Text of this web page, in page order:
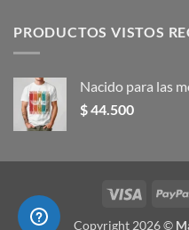
PRODUCTOS VISTOS
Nacido para las
$44.500
Visa
Copyright 2026 ©